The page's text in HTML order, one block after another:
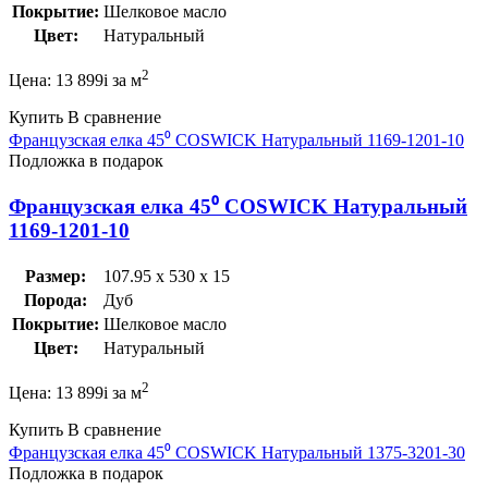
Покрытие: Шелковое масло
Цвет:
Натуральный
Цена: 13 899i за м2
Купить В сравнение
Французская елка 45⁰ COSWICK Натуральный 1169-1201-10
Подложка в подарок
Французская елка 45⁰ COSWICK Натуральный
1169-1201-10
Размер:
107.95 x 530 x 15
Порода:
Дуб
Покрытие: Шелковое масло
Цвет:
Натуральный
Цена: 13 899i за м2
Купить В сравнение
Французская елка 45⁰ COSWICK Натуральный 1375-3201-30
Подложка в подарок